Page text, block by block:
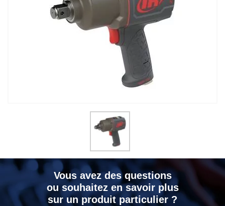
Vous avez des questions
ou souhaitez en savoir plus
sur un produit particulier ?